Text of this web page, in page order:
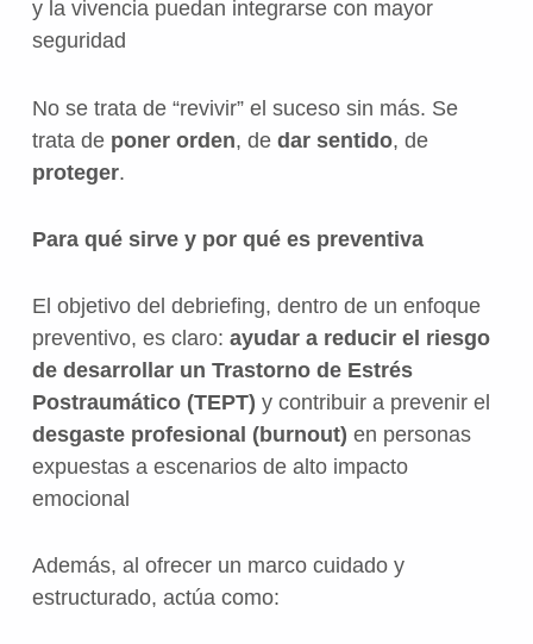
y la vivencia puedan integrarse con mayor
seguridad
No se trata de “revivir” el suceso sin más. Se
trata de poner orden, de dar sentido, de
proteger.
Para qué sirve y por qué es preventiva
El objetivo del debriefing, dentro de un enfoque
preventivo, es claro: ayudar a reducir el riesgo
de desarrollar un Trastorno de Estrés
Postraumático (TEPT) y contribuir a prevenir el
desgaste profesional (burnout) en personas
expuestas a escenarios de alto impacto
emocional
Además, al ofrecer un marco cuidado y
estructurado, actúa como: